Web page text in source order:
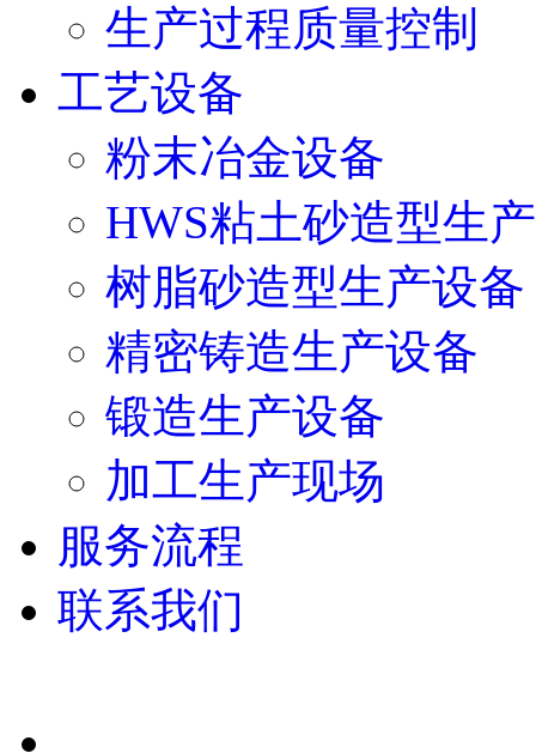
生产过程质量控制
工艺设备
粉末冶金设备
HWS粘土砂造型生
树脂砂造型生产设备
精密铸造生产设备
锻造生产设备
加工生产现场
服务流程
联系我们